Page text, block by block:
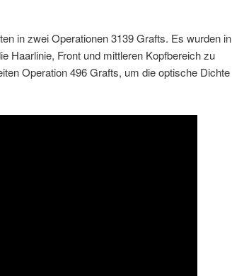
in zwei Operationen 3139 Grafts. Es wurden in
Haarlinie, Front und mittleren Kopfbereich zu
Operation 496 Grafts, um die optische Dichte